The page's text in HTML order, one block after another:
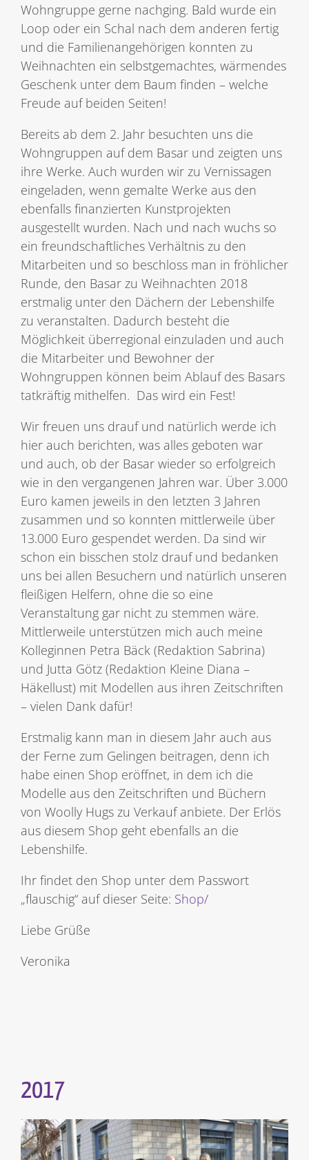
Wohngruppe gerne nachging. Bald wurde ein
Loop oder ein Schal nach dem anderen fertig
und die Familienangehörigen konnten zu
Weihnachten ein selbstgemachtes, wärmendes
Geschenk unter dem Baum finden – welche
Freude auf beiden Seiten!
Bereits ab dem 2. Jahr besuchten uns die
Wohngruppen auf dem Basar und zeigten uns
ihre Werke. Auch wurden wir zu Vernissagen
eingeladen, wenn gemalte Werke aus den
ebenfalls finanzierten Kunstprojekten
ausgestellt wurden. Nach und nach wuchs so
ein freundschaftliches Verhältnis zu den
Mitarbeiten und so beschloss man in fröhlicher
Runde, den Basar zu Weihnachten 2018
erstmalig unter den Dächern der Lebenshilfe
zu veranstalten. Dadurch besteht die
Möglichkeit überregional einzuladen und auch
die Mitarbeiter und Bewohner der
Wohngruppen können beim Ablauf des Basars
tatkräftig mithelfen. Das wird ein Fest!
Wir freuen uns drauf und natürlich werde ich
hier auch berichten, was alles geboten war
und auch, ob der Basar wieder so erfolgreich
wie in den vergangenen Jahren war. Über 3.000
Euro kamen jeweils in den letzten 3 Jahren
zusammen und so konnten mittlerweile über
13.000 Euro gespendet werden. Da sind wir
schon ein bisschen stolz drauf und bedanken
uns bei allen Besuchern und natürlich unseren
fleißigen Helfern, ohne die so eine
Veranstaltung gar nicht zu stemmen wäre.
Mittlerweile unterstützen mich auch meine
Kolleginnen Petra Bäck (Redaktion Sabrina)
und Jutta Götz (Redaktion Kleine Diana –
Häkellust) mit Modellen aus ihren Zeitschriften
– vielen Dank dafür!
Erstmalig kann man in diesem Jahr auch aus
der Ferne zum Gelingen beitragen, denn ich
habe einen Shop eröffnet, in dem ich die
Modelle aus den Zeitschriften und Büchern
von Woolly Hugs zu Verkauf anbiete. Der Erlös
aus diesem Shop geht ebenfalls an die
Lebenshilfe.
Ihr findet den Shop unter dem Passwort
„flauschig“ auf dieser Seite: Shop/
Liebe Grüße
Veronika
2017